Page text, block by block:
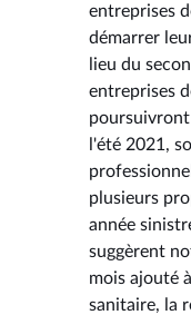
entreprises
démarrer
lieu du
entreprises
l'été 2021,
plusieurs
année
suggèrent
mois ajouté
sanitaire, la